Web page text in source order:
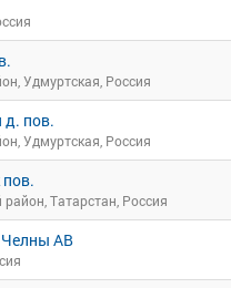
Удмуртская, Россия
пов.
Удмуртская, Россия
Татарстан, Россия
АВ